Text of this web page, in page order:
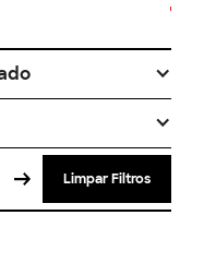
Limpar Filtros